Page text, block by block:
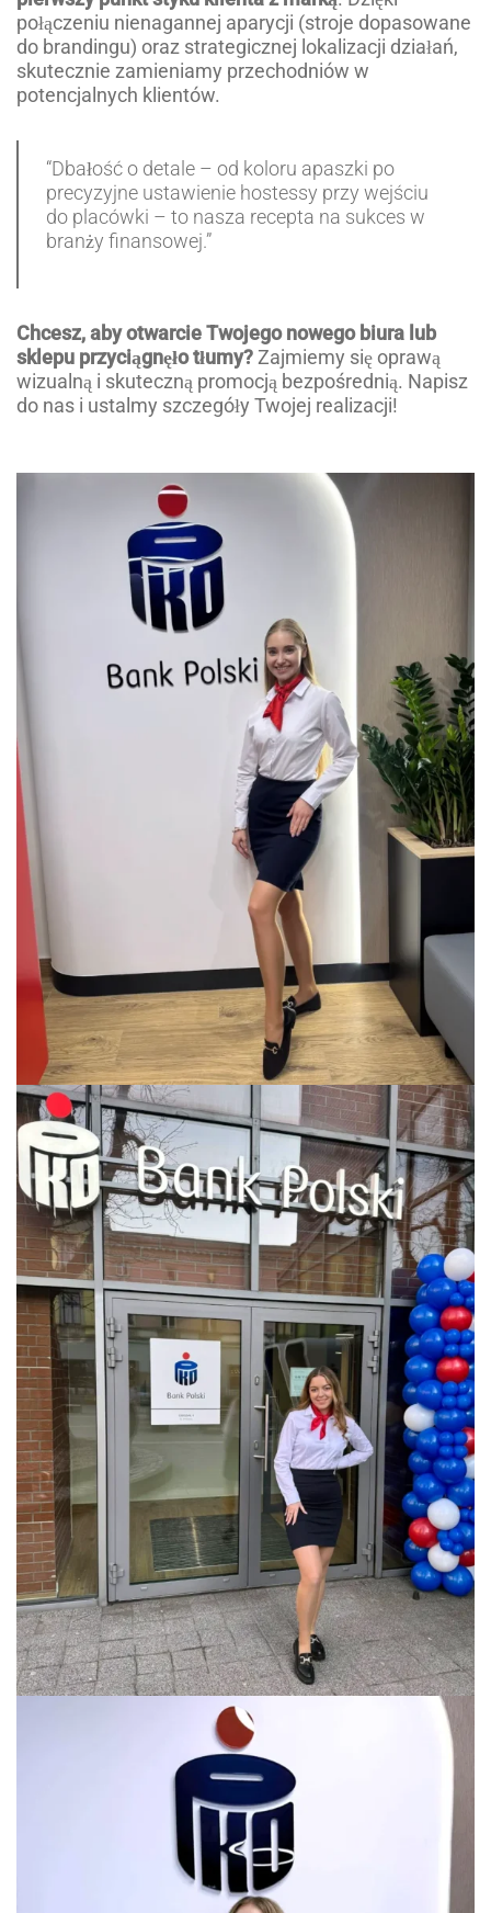
połączeniu nienagannej aparycji (stroje dopasowane
do brandingu) oraz strategicznej lokalizacji działań,
skutecznie zamieniamy przechodniów w
potencjalnych klientów.
“Dbałość o detale – od koloru apaszki po
precyzyjne ustawienie hostessy przy wejściu
do placówki – to nasza recepta na sukces w
branży finansowej.”
Chcesz, aby otwarcie Twojego nowego biura lub
sklepu przyciągnęło tłumy? Zajmiemy się oprawą
wizualną i skuteczną promocją bezpośrednią. Napisz
do nas i ustalmy szczegóły Twojej realizacji!